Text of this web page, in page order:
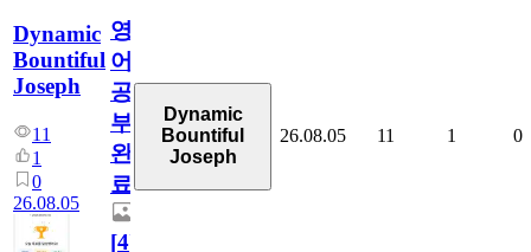
Dynamic
Bountiful
Joseph
11
1
0
26.08.05
영
어
공
부
완
료
[4]
Dynamic
Bountiful
Joseph
26.08.05 11 1 0